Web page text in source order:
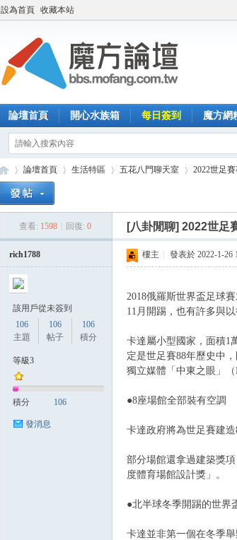
設為首頁 收藏本站
論壇首頁 開心水族箱 每日簽到 魔方網
論壇首頁 生活特區 五花八門聊天室 2022世足
查看: 1598 回復: 0 [八卦閒聊] 2022世足
rich1788
該用戶從未簽到
106
主題
106
帖子
106
積分
等級3
積分 106
發消息
樓主 發表於 2022-1-26
2018俄羅斯世界盃足球
11月開踢，也有許多與
卡達屬小型國家，面積1
定是世足賽88年歷史中
獨立媒體「中東之眼」（
●8座場館全部裝有空調
卡達政府將為世足賽建
部分場館還拿過建築獎項
度體育場館設計獎」。
●北半球冬季開踢的世界
卡達並非第一個在冬季